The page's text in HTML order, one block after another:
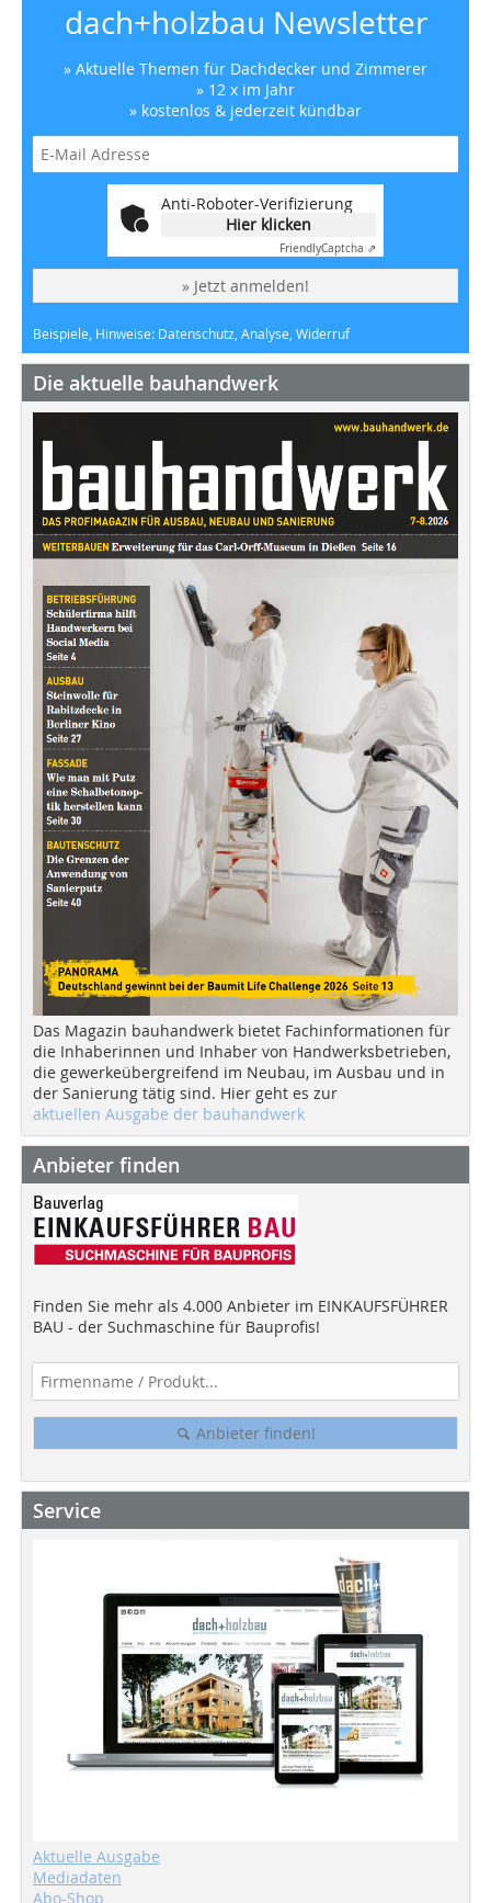
dach+holzbau Newsletter
» Aktuelle Themen für Dachdecker und Zimmerer
» 12 x im Jahr
» kostenlos & jederzeit kündbar
Anti-Roboter-Verifizierung
Hier klicken
FriendlyCaptcha ⇗
» Jetzt anmelden!
Beispiele, Hinweise: Datenschutz, Analyse, Widerruf
Die aktuelle bauhandwerk
Das Magazin bauhandwerk bietet Fachinformationen für
die Inhaberinnen und Inhaber von Handwerksbetrieben,
die gewerkeübergreifend im Neubau, im Ausbau und in
der Sanierung tätig sind. Hier geht es zur
aktuellen Ausgabe der bauhandwerk
Anbieter finden
Finden Sie mehr als 4.000 Anbieter im EINKAUFSFÜHRER
BAU - der Suchmaschine für Bauprofis!
Anbieter finden!
Service
Aktuelle Ausgabe
Mediadaten
Abo-Shop